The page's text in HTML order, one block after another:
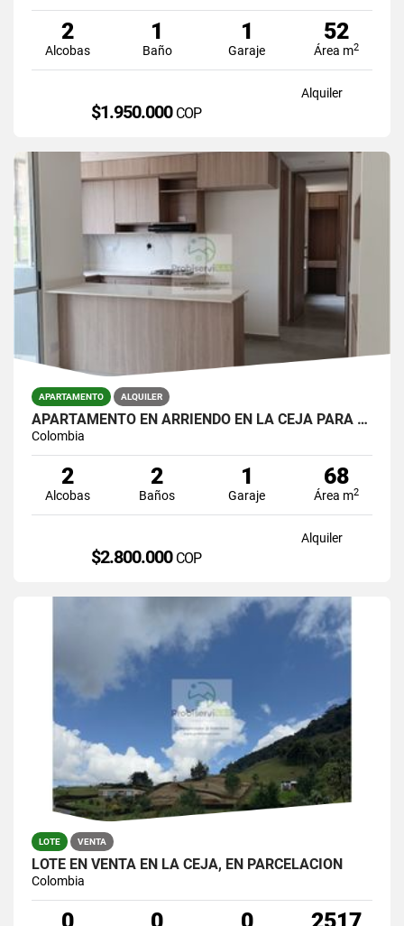
2
Alcobas
1
Baño
1
Garaje
52
Área m2
Alquiler
$1.950.000 COP
APARTAMENTO ALQUILER
APARTAMENTO EN ARRIENDO EN LA CEJA PARA ESTRENAR EN UNIDAD CERRADA.
Colombia
2
Alcobas
2
Baños
1
Garaje
68
Área m2
Alquiler
$2.800.000 COP
LOTE VENTA
LOTE EN VENTA EN LA CEJA, EN PARCELACION
Colombia